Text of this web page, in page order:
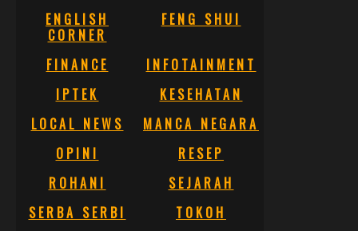
ENGLISH
CORNER
FENG SHUI
FINANCE
INFOTAINMENT
IPTEK
KESEHATAN
LOCAL NEWS
MANCA NEGARA
OPINI
RESEP
ROHANI
SEJARAH
SERBA SERBI
TOKOH